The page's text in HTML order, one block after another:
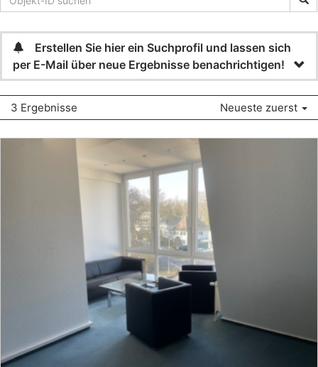
Erstellen Sie hier ein Suchprofil und lassen sich
per E-Mail über neue Ergebnisse benachrichtigen!
3 Ergebnisse Neueste zuerst